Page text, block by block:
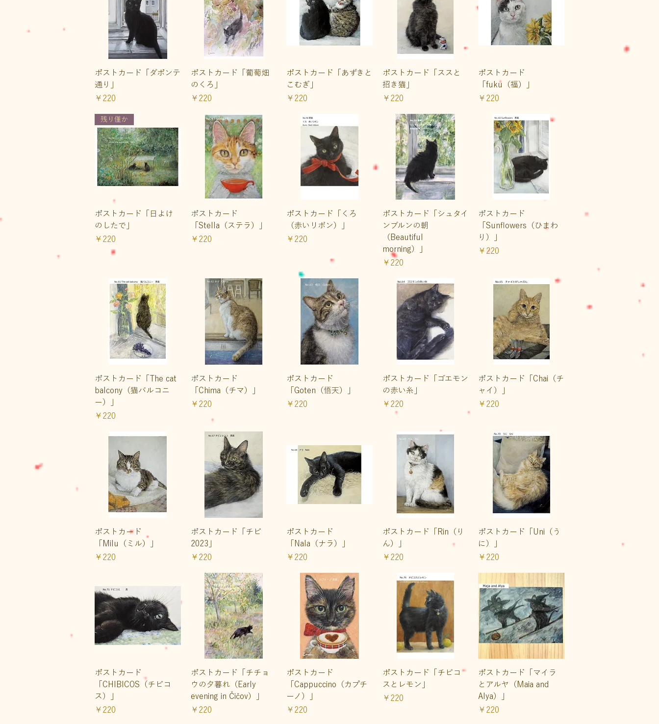
クイックビュー
ポストカード「ダポンテ
通り」
価格
￥220
クイックビュー
ポストカード「葡萄畑
のくろ」
価格
￥220
クイックビュー
ポストカード「あずきと
こむぎ」
価格
￥220
クイックビュー
ポストカード「ススと
招き猫」
価格
￥220
クイックビュー
ポストカード
「fuku（福）」
価格
￥220
クイックビュー
残り僅か
ポストカード「日よけ
のしたで」
価格
￥220
クイックビュー
ポストカード
「Stella（ステラ）」
価格
￥220
クイックビュー
ポストカード「くろ
（赤いリボン）」
価格
￥220
クイックビュー
ポストカード「シュタイ
ンブルンの朝
（Beautiful
morning）」
価格
￥220
クイックビュー
ポストカード
「Sunflowers（ひまわ
り）」
価格
￥220
クイックビュー
ポストカード「The cat
balcony（猫バルコニ
ー）」
価格
￥220
クイックビュー
ポストカード
「Chima（チマ）」
価格
￥220
クイックビュー
ポストカード
「Goten（悟天）」
価格
￥220
クイックビュー
ポストカード「ゴエモン
の赤い糸」
価格
￥220
クイックビュー
ポストカード「Chai（チ
ャイ）」
価格
￥220
クイックビュー
ポストカード
「Milu（ミル）」
価格
￥220
クイックビュー
ポストカード「チビ
2023」
価格
￥220
クイックビュー
ポストカード
「Nala（ナラ）」
価格
￥220
クイックビュー
ポストカード「Rin（り
ん）」
価格
￥220
クイックビュー
ポストカード「Uni（う
に）」
価格
￥220
クイックビュー
ポストカード
「CHIBICOS（チビコ
ス）」
価格
￥220
クイックビュー
ポストカード「チチョ
ウの夕暮れ（Early
evening in Čičov）」
価格
￥220
クイックビュー
ポストカード
「Cappuccino（カプチ
ーノ）」
価格
￥220
クイックビュー
ポストカード「チビコ
スとレモン」
価格
￥220
クイックビュー
ポストカード「マイラ
とアルヤ（Maia and
Alya）」
価格
￥220